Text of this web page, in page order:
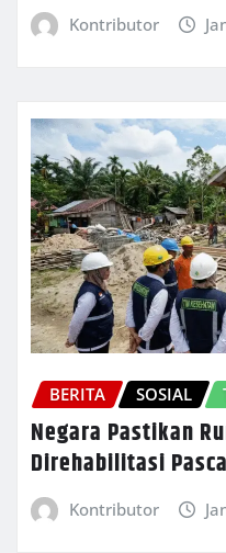
Kontributor
BERITA SOSIAL
Negara Pastikan
Direhabilitasi
Kontributor